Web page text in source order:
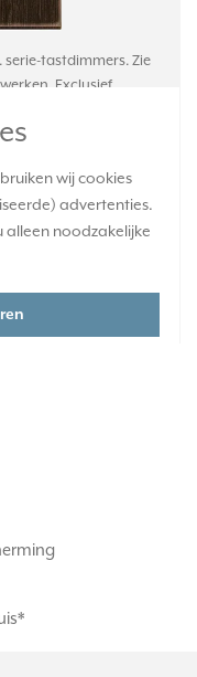
wij cookies
advertenties.
alleen noodzakelijke
tastdimmers. Zie
Exclusief
in huis*